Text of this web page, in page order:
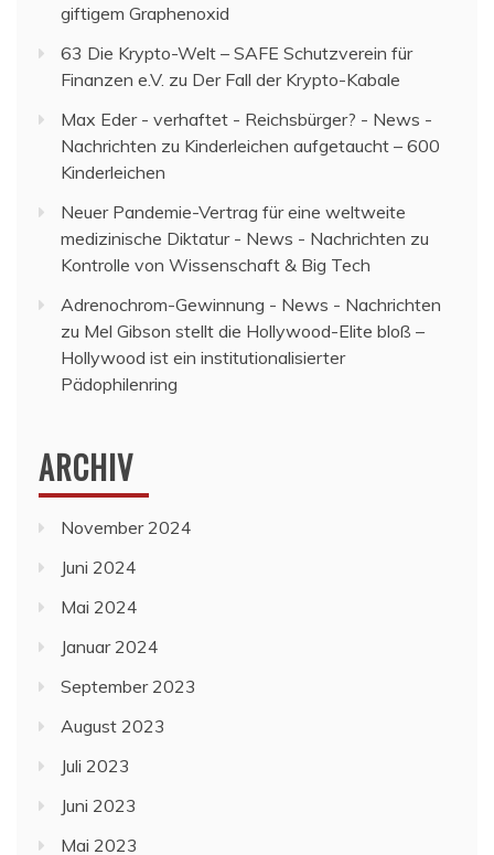
giftigem Graphenoxid
63 Die Krypto-Welt – SAFE Schutzverein für
Finanzen e.V. zu Der Fall der Krypto-Kabale
Max Eder - verhaftet - Reichsbürger? - News -
Nachrichten zu Kinderleichen aufgetaucht – 600
Kinderleichen
Neuer Pandemie-Vertrag für eine weltweite
medizinische Diktatur - News - Nachrichten zu
Kontrolle von Wissenschaft & Big Tech
Adrenochrom-Gewinnung - News - Nachrichten
zu Mel Gibson stellt die Hollywood-Elite bloß –
Hollywood ist ein institutionalisierter
Pädophilenring
ARCHIV
November 2024
Juni 2024
Mai 2024
Januar 2024
September 2023
August 2023
Juli 2023
Juni 2023
Mai 2023